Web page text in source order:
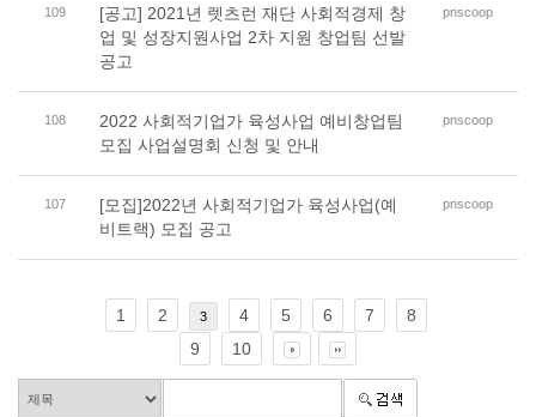
109
[공고] 2021년 렛츠런 재단 사회적경제 창
업 및 성장지원사업 2차 지원 창업팀 선발
공고
pnscoop
108
2022 사회적기업가 육성사업 예비창업팀
모집 사업설명회 신청 및 안내
pnscoop
107
[모집]2022년 사회적기업가 육성사업(예
비트랙) 모집 공고
pnscoop
1 2 3 4 5 6 7
8
9
10